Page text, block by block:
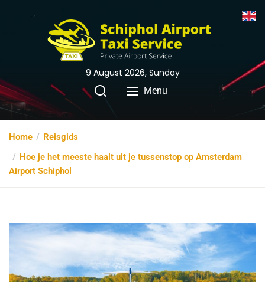
9 August 2026, Sunday
Menu
Home
Reisgids
Hoe je het meeste haalt uit je tussenstop op Amsterdam
Airport Schiphol